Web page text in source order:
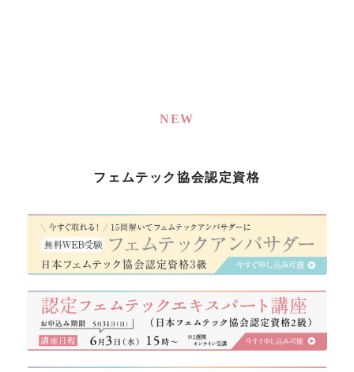
NEW
フェムテック協会認定資格